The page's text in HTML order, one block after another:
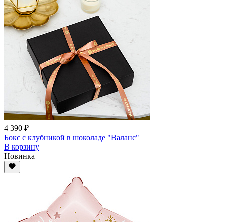
4 390 ₽
Бокс с клубникой в шоколаде "Валанс"
В корзину
Новинка